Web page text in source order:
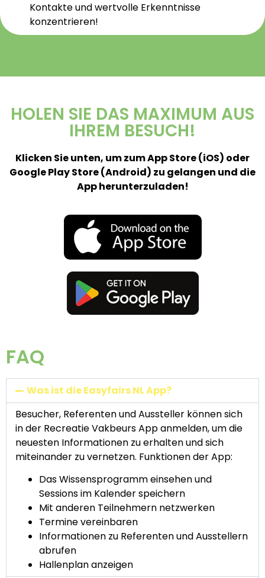
Kontakte und wertvolle Erkenntnisse
konzentrieren!
HOLEN SIE DAS MAXIMUM AUS
IHREM BESUCH!
Klicken Sie unten, um zum App Store (iOS) oder
Google Play Store (Android) zu gelangen und die
App herunterzuladen!
FAQ
Was ist die Easyfairs NL App?
Besucher, Referenten und Aussteller können sich
in der Recreatie Vakbeurs App anmelden, um die
neuesten Informationen zu erhalten und sich
miteinander zu vernetzen. Funktionen der App:
Das Wissensprogramm einsehen und
Sessions im Kalender speichern
Mit anderen Teilnehmern netzwerken
Termine vereinbaren
Informationen zu Referenten und Ausstellern
abrufen
Hallenplan anzeigen